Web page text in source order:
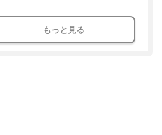
もっと見る